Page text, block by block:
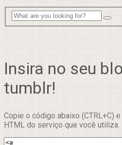
Insira no seu
tumblr!
Copie o código abaixo (CTRL+C)
HTML do serviço que você utiliza.